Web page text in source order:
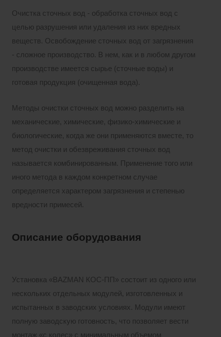
Очистка сточных вод - обработка сточных вод с
целью разрушения или удаления из них вредных
веществ. Освобождение сточных вод от загрязнения
- сложное производство. В нем, как и в любом другом
производстве имеется сырье (сточные воды) и
готовая продукция (очищенная вода).
Методы очистки сточных вод можно разделить на
механические, химические, физико-химические и
биологические, когда же они применяются вместе, то
метод очистки и обезвреживания сточных вод
называется комбинированным. Применение того или
иного метода в каждом конкретном случае
определяется характером загрязнения и степенью
вредности примесей.
Описание оборудования
Установка «BAZMAN КОС-ПП» состоит из одного или
нескольких отдельных модулей, изготовленных и
испытанных в заводских условиях. Модули имеют
полную заводскую готовность, что позволяет вести
монтаж «с колес» с минимальным объемом